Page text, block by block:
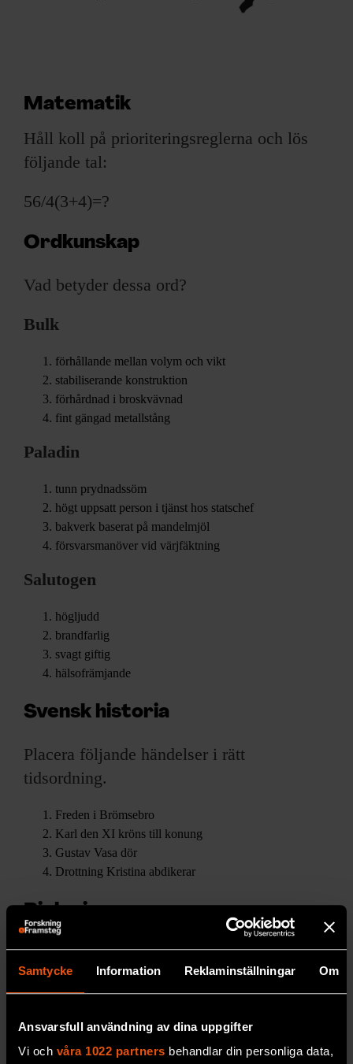
Samtycke Information Reklaminställningar Om
Ansvarsfull användning av dina uppgifter
Vi och våra 1022 partners behandlar din personliga data,
Matematik
Håll koll på prioriteringsreglerna och lös
följande tal:
56/4(3+4)=?
Ordkunskap
Vad betyder dessa ord?
Bulk
förhållande mellan volym och vikt
stabiliserande konstruktion
förhårdnad i broskvävnad
fint gängad metallstång
Paladin
tunn prydnadssöm
högt uppsatt person i tjänst hos statschef
bakverk baserat på mandelmjöl
försvarsmanöver vid värjfäktning
Salutogen
högljudd
brandfarlig
svagt giftig
hälsofrämjande
Svensk historia
Placera följande händelser i rätt
tidsordning.
Freden i Brömsebro
Karl den XI kröns till konung
Gustav Vasa dör
Drottning Kristina abdikerar
Biologi
Vilka av följande arter är fridlysta i hela
Sverige?
Snok, gullviva, vanlig näbbmus,
ekoxe, hasselmus, ruda, korsspindel,
backsippa, strandkvanne, grönsnabbvinge